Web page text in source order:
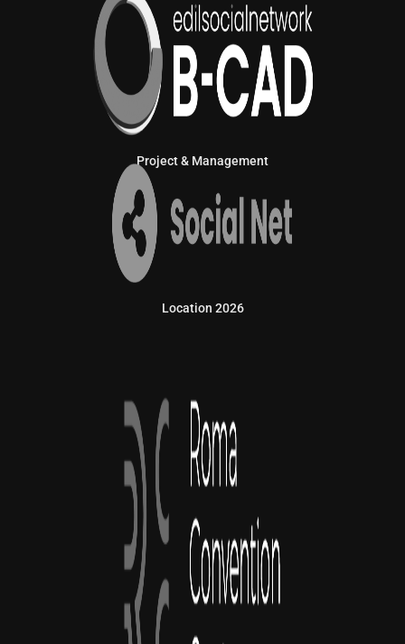
Project & Management
Location 2026